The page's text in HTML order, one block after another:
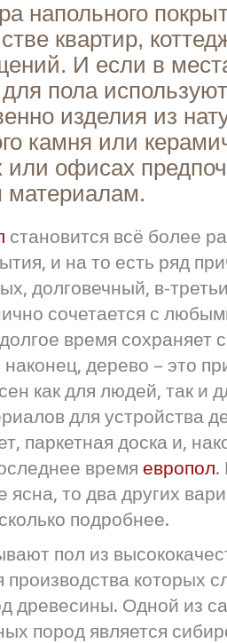
напольного
квартир,
И если в
пола
изделия из
камня или
офисах
материалам.
становится всё более
и на то есть ряд
долговечный, в-
сочетается с
время сохраняет
дерево – это
как для людей, так и
для устройства
паркетная доска и,
время европол.
ясна, то два других
подробнее.
пол из
которых
древесины. Одной из
пород является